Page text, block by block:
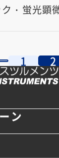
・蛍光顕
1
2
ン